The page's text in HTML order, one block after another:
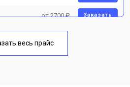
от 2700 ₽ Заказать
от 1750 ₽
весь прайс